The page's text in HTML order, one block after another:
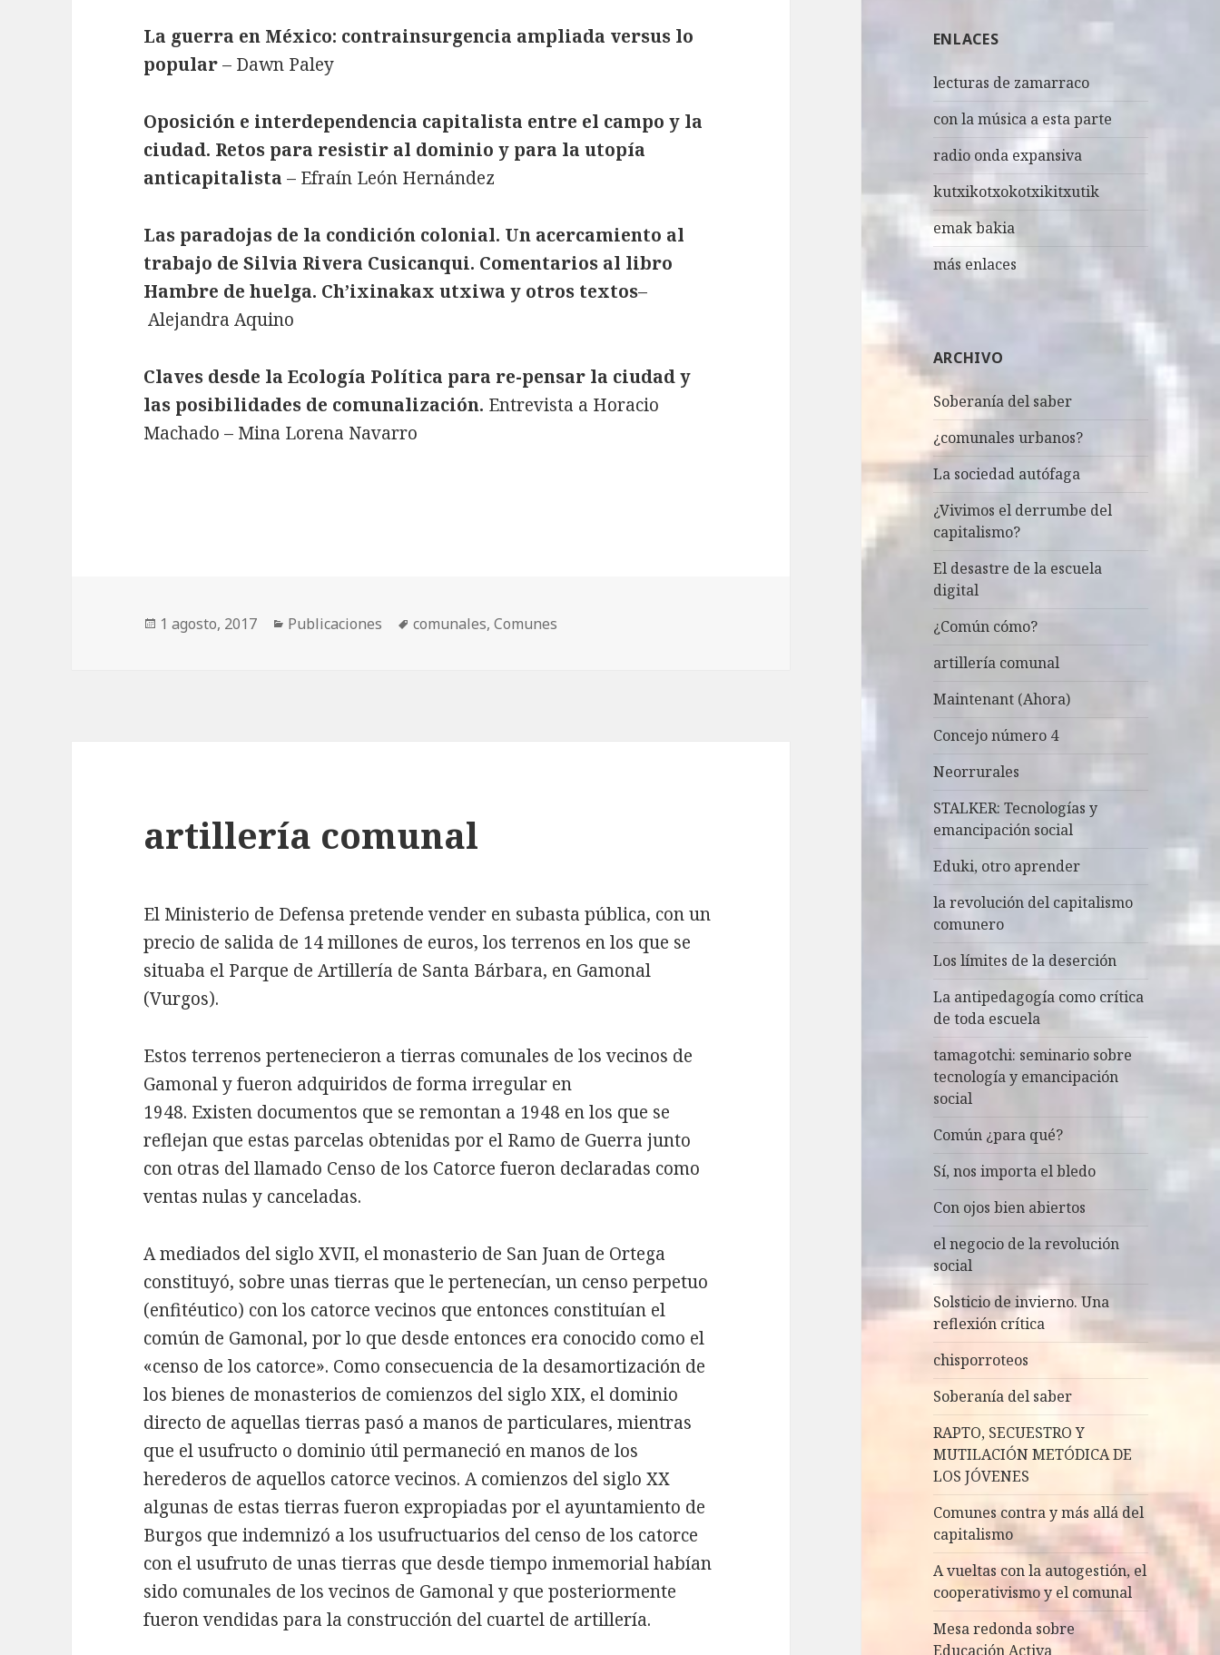
r
ENLACES
lecturas de zamarraco
con la música a esta parte
radio onda expansiva
kutxikotxokotxikitxutik
emak bakia
más enlaces
ARCHIVO
Soberanía del saber
¿comunales urbanos?
La sociedad autófaga
¿Vivimos el derrumbe del
capitalismo?
El desastre de la escuela
digital
¿Común cómo?
artillería comunal
Maintenant (Ahora)
Concejo número 4
Neorrurales
STALKER: Tecnologías y
emancipación social
Eduki, otro aprender
la revolución del capitalismo
comunero
Los límites de la deserción
La antipedagogía como crítica
de toda escuela
tamagotchi: seminario sobre
tecnología y emancipación
social
Común ¿para qué?
Sí, nos importa el bledo
Con ojos bien abiertos
el negocio de la revolución
social
Solsticio de invierno. Una
reflexión crítica
chisporroteos
Soberanía del saber
RAPTO, SECUESTRO Y
MUTILACIÓN METÓDICA DE
LOS JÓVENES
Comunes contra y más allá del
capitalismo
A vueltas con la autogestión, el
cooperativismo y el comunal
Mesa redonda sobre
Educación Activa
La guerra en México: contrainsurgencia ampliada versus lo
popular– Dawn Paley
Oposición e interdependencia capitalista entre el campo y la
ciudad. Retos para resistir al dominio y para la utopía
anticapitalista – Efraín León Hernández
Las paradojas de la condición colonial. Un acercamiento al
trabajo de Silvia Rivera Cusicanqui. Comentarios al libro
Hambre de huelga. Ch’ixinakax utxiwa y otros textos–
Alejandra Aquino
Claves desde la Ecología Política para re-pensar la ciudad y
las posibilidades de comunalización. Entrevista a Horacio
Machado – Mina Lorena Navarro
Publicado
1 agosto, 2017 Categorías
Publicaciones Etiquetas
comunales,Comunes
artillería comunal
El Ministerio de Defensa pretende vender en subasta pública, con un
precio de salida de 14 millones de euros, los terrenos en los que se
situaba el Parque de Artillería de Santa Bárbara, en Gamonal
(Vurgos).
Estos terrenos pertenecieron a tierras comunales de los vecinos de
Gamonal y fueron adquiridos de forma irregular en
1948. Existen documentos que se remontan a 1948 en los que se
reflejan que estas parcelas obtenidas por el Ramo de Guerra junto
con otras del llamado Censo de los Catorce fueron declaradas como
ventas nulas y canceladas.
A mediados del siglo XVII, el monasterio de San Juan de Ortega
constituyó, sobre unas tierras que le pertenecían, un censo perpetuo
(enfitéutico) con los catorce vecinos que entonces constituían el
común de Gamonal, por lo que desde entonces era conocido como el
«censo de los catorce». Como consecuencia de la desamortización de
los bienes de monasterios de comienzos del siglo XIX, el dominio
directo de aquellas tierras pasó a manos de particulares, mientras
que el usufructo o dominio útil permaneció en manos de los
herederos de aquellos catorce vecinos. A comienzos del siglo XX
algunas de estas tierras fueron expropiadas por el ayuntamiento de
Burgos que indemnizó a los usufructuarios del censo de los catorce
con el usufruto de unas tierras que desde tiempo inmemorial habían
sido comunales de los vecinos de Gamonal y que posteriormente
fueron vendidas para la construcción del cuartel de artillería.